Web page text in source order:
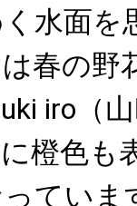
水面を
春の野
iro（
橙色も
ていま